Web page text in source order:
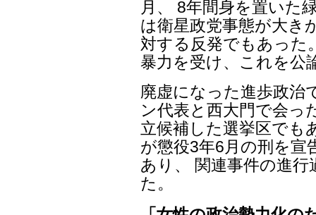
韓国女性政治ネットワ
月、 8年間身を置いた
は衛星政党事態が大き
対する反発でもあった
暴力を受け、これを公
廃虚になった進歩政治
ン代表と西大門で会っ
立候補した選挙区でも
が懲役3年6月の刑を宣
あり、 関連事件の進
た。